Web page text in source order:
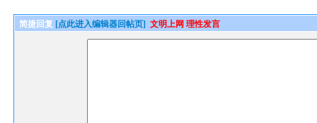
简捷回复 [点此进入编辑器回帖页] 文明上网 理性发言